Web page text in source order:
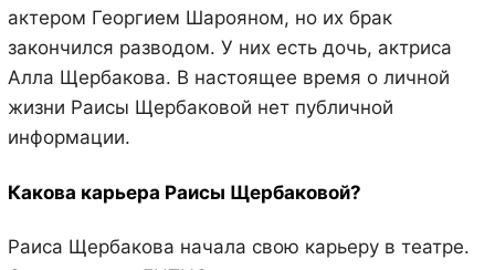
актером Георгием Шарояном, но их брак
закончился разводом. У них есть дочь, актриса
Алла Щербакова. В настоящее время о личной
жизни Раисы Щербаковой нет публичной
информации.
Какова карьера Раисы Щербаковой?
Раиса Щербакова начала свою карьеру в театре.